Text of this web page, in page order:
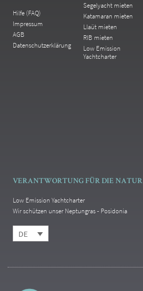
Hilfe (FAQ)
Impressum
AGB
Datenschutzerklärung
Segelyacht mieten
Katamaran mieten
Llaüt mieten
RIB mieten
Low Emission
Yachtcharter
VERANTWORTUNG FÜR DIE NATUR
Low Emission Yachtcharter
Wir schützen unser Neptungras - Posidonia
DE